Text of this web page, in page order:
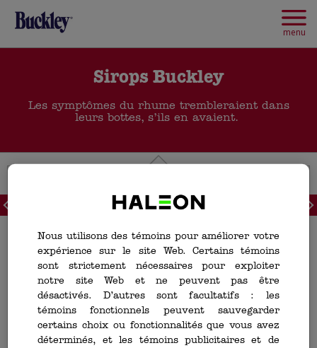
to
main
menu
Sirops Buckley
Les symptômes du rhume trembleraient dans
leurs bottes, s’ils en avaient.
Buckley Congestion de la
Nous utilisons des témoins pour améliorer votre
expérience sur le site Web. Certains témoins
sont strictement nécessaires pour exploiter
notre site Web et ne peuvent pas être
désactivés. D’autres sont facultatifs : les
témoins fonctionnels peuvent sauvegarder
certains choix ou fonctionnalités que vous avez
déterminés, et les témoins publicitaires et de